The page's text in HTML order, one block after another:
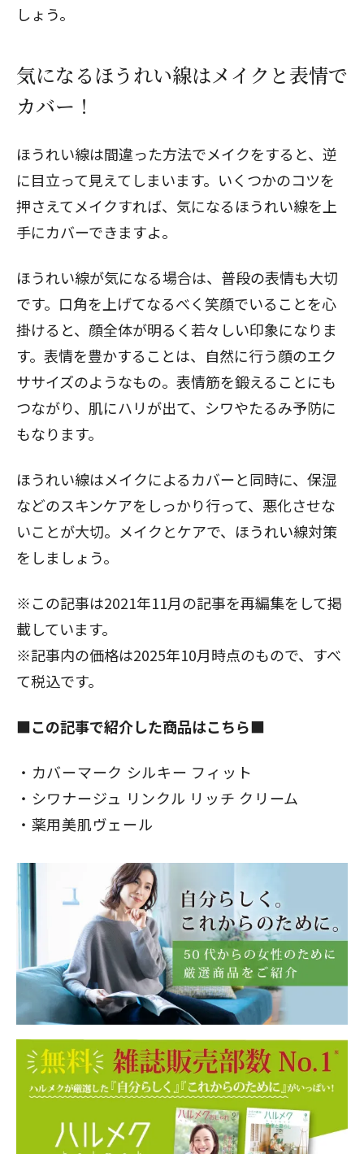
しょう。
気になるほうれい線はメイクと表情で
カバー！
ほうれい線は間違った方法でメイクをすると、逆
に目立って見えてしまいます。いくつかのコツを
押さえてメイクすれば、気になるほうれい線を上
手にカバーできますよ。
ほうれい線が気になる場合は、普段の表情も大切
です。口角を上げてなるべく笑顔でいることを心
掛けると、顔全体が明るく若々しい印象になりま
す。表情を豊かすることは、自然に行う顔のエク
ササイズのようなもの。表情筋を鍛えることにも
つながり、肌にハリが出て、シワやたるみ予防に
もなります。
ほうれい線はメイクによるカバーと同時に、保湿
などのスキンケアをしっかり行って、悪化させな
いことが大切。メイクとケアで、ほうれい線対策
をしましょう。
※この記事は2021年11月の記事を再編集をして掲
載しています。
※記事内の価格は2025年10月時点のもので、すべ
て税込です。
■この記事で紹介した商品はこちら■
カバーマーク シルキー フィット
シワナージュ リンクル リッチ クリーム
薬用美肌ヴェール